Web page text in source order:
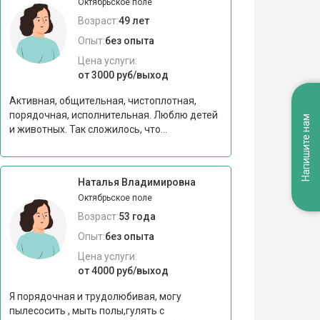
Возраст:49 лет
Опыт:без опыта
Цена услуги:
от 3000 руб/выход
Активная, общительная, чистоплотная,
порядочная, исполнительная. Люблю детей
и животных. Так сложилось, что...
Наталья Владимировна
Октябрьское поле
Возраст:53 года
Опыт:без опыта
Цена услуги:
от 4000 руб/выход
Я порядочная и трудолюбивая, могу
пылесосить , мыть полы,гулять с
Напишите нам